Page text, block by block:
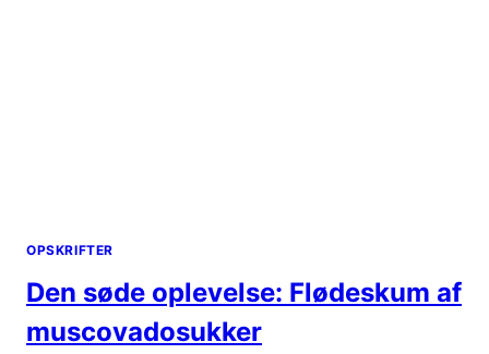
OPSKRIFTER
Den søde oplevelse: Flødeskum af
muscovadosukker